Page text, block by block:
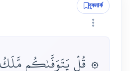
বুকমার্ক
۞ قُلْ يَتَوَفَّىٰكُم